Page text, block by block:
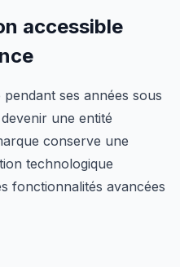
accessible
ses années sous
une entité
conserve une
technologique
fonctionnalités avancées